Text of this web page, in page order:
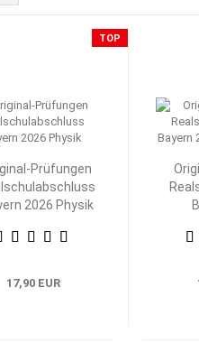
TOP
Prüfungen
2026 Physik
17,90 EUR